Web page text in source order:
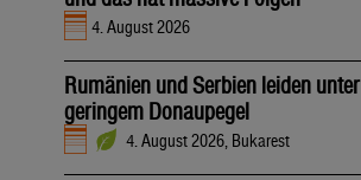
4. August 2026
Rumänien und Serbien leiden unter
geringem Donaupegel
4. August 2026, Bukarest